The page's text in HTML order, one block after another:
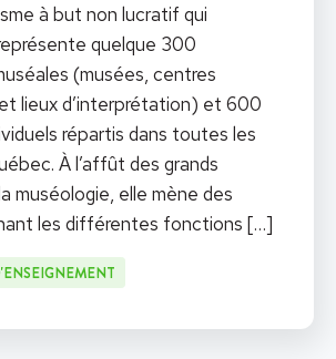
à but non lucratif qui
quelque 300
(musées, centres
lieux d’interprétation) et 600
répartis dans toutes les
À l’affût des grands
muséologie, elle mène des
les différentes fonctions […]